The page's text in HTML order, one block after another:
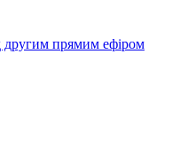
другим прямим ефіром